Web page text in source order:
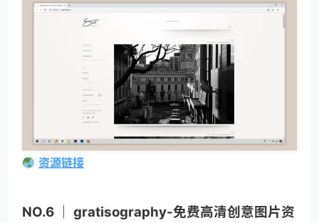
资源链接
NO.6 ｜ gratisography-免费高清创意图片资